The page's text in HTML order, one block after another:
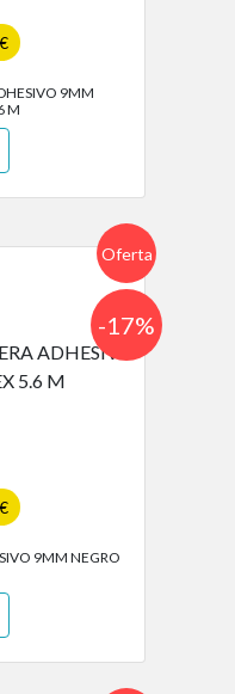
9MM
M
Oferta
-17%
9MM NEGRO